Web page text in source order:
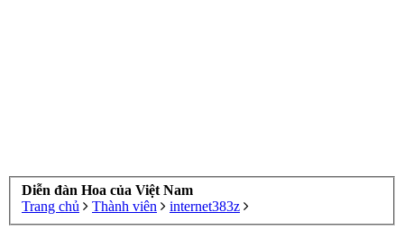
Diễn đàn Hoa của Việt Nam
Trang chủ
Thành viên internet383z